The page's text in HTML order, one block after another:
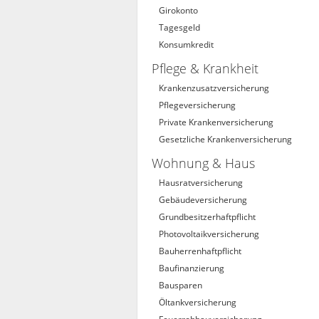
Girokonto
Tagesgeld
Konsumkredit
Pflege & Krankheit
Krankenzusatzversicherung
Pflegeversicherung
Private Krankenversicherung
Gesetzliche Krankenversicherung
Wohnung & Haus
Hausratversicherung
Gebäudeversicherung
Grundbesitzerhaftpflicht
Photovoltaikversicherung
Bauherrenhaftpflicht
Baufinanzierung
Bausparen
Öltankversicherung